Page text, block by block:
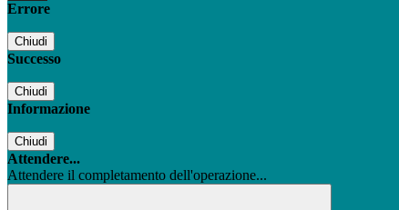
Errore
Chiudi
Successo
Chiudi
Informazione
Chiudi
Attendere...
Attendere il completamento dell'operazione...